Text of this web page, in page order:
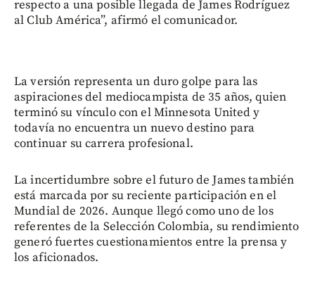
respecto a una posible llegada de James Rodríguez
al Club América”, afirmó el comunicador.
La versión representa un duro golpe para las
aspiraciones del mediocampista de 35 años, quien
terminó su vínculo con el Minnesota United y
todavía no encuentra un nuevo destino para
continuar su carrera profesional.
La incertidumbre sobre el futuro de James también
está marcada por su reciente participación en el
Mundial de 2026. Aunque llegó como uno de los
referentes de la Selección Colombia, su rendimiento
generó fuertes cuestionamientos entre la prensa y
los aficionados.